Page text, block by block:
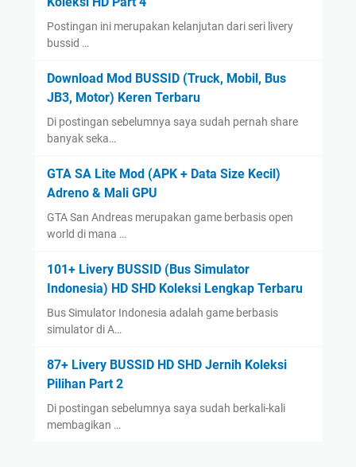
Postingan ini merupakan kelanjutan dari seri livery
bussid …
Download Mod BUSSID (Truck, Mobil, Bus
JB3, Motor) Keren Terbaru
Di postingan sebelumnya saya sudah pernah share
banyak seka…
GTA SA Lite Mod (APK + Data Size Kecil)
Adreno & Mali GPU
GTA San Andreas merupakan game berbasis open
world di mana …
101+ Livery BUSSID (Bus Simulator
Indonesia) HD SHD Koleksi Lengkap Terbaru
Bus Simulator Indonesia adalah game berbasis
simulator di A…
87+ Livery BUSSID HD SHD Jernih Koleksi
Pilihan Part 2
Di postingan sebelumnya saya sudah berkali-kali
membagikan …